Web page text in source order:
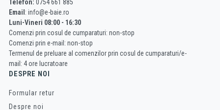
Telefon: 0754 661 885
Email : info@e-baie.ro
Luni-Vineri 08:00 - 16:30
Comenzi prin cosul de cumparaturi: non-stop
Comenzi prin e-mail: non-stop
Termenul de preluare al comenzilor prin cosul de cumparaturi/e-
mail: 4 ore lucratoare
DESPRE NOI
Formular retur
Despre noi